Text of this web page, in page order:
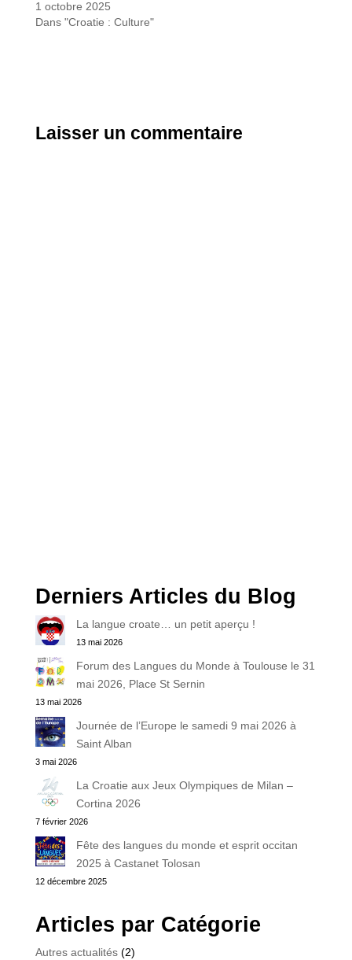
1 octobre 2025
Dans "Croatie : Culture"
Laisser un commentaire
Derniers Articles du Blog
La langue croate… un petit aperçu !
13 mai 2026
Forum des Langues du Monde à Toulouse le 31
mai 2026, Place St Sernin
13 mai 2026
Journée de l’Europe le samedi 9 mai 2026 à
Saint Alban
3 mai 2026
La Croatie aux Jeux Olympiques de Milan –
Cortina 2026
7 février 2026
Fête des langues du monde et esprit occitan
2025 à Castanet Tolosan
12 décembre 2025
Articles par Catégorie
Autres actualités(2)